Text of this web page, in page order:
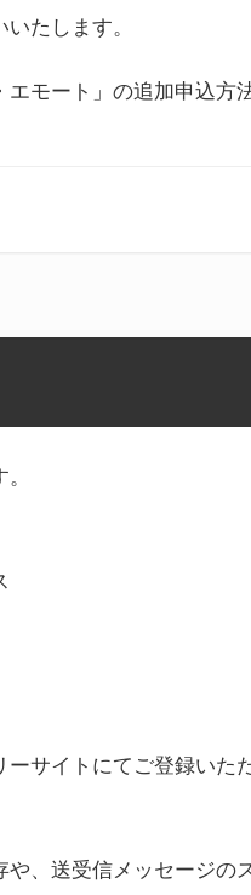
たします。
モート」の追加申込方
サイトにてご登録いた
、送受信メッセージの